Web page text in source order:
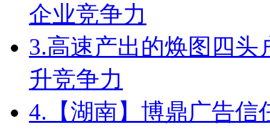
企业竞争力
3.高速产出的焕图四头
升竞争力
4. 【湖南】博鼎广告